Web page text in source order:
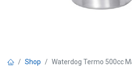
Shop Waterdog Termo 500cc